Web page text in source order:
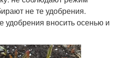
не те удобрения.
удобрения вносить осенью и